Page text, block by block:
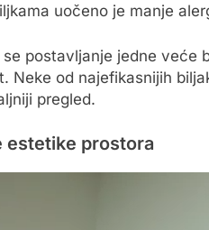
uočeno je manje
se postavljanje jedne veće
Neke od najefikasnijih
pregled.
estetike prostora